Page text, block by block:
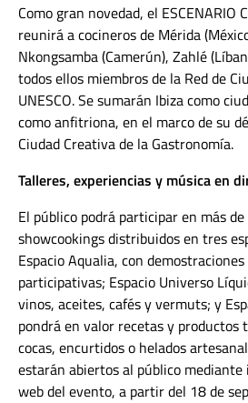
Como gran novedad, el ESCENARIO
reunirá a cocineros de Mérida
Nkongsamba (Camerún), Zahlé
todos ellos miembros de la Red de
UNESCO. Se sumarán Ibiza como
como anfitriona, en el marco de su
Ciudad Creativa de la Gastronomía.
Talleres, experiencias y música en
El público podrá participar en más
showcookings distribuidos en tres
Espacio Aqualia, con
participativas; Espacio Universo
vinos, aceites, cafés y vermuts; y
pondrá en valor recetas y productos
cocas, encurtidos o helados
estarán abiertos al público
web del evento, a partir del 18 de